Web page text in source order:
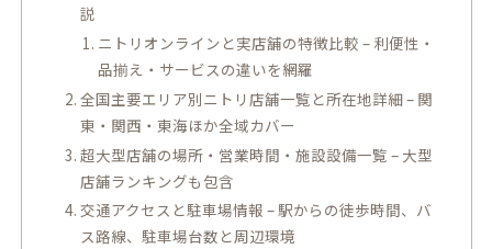
説
ニトリオンラインと実店舗の特徴比較 – 利便性・
品揃え・サービスの違いを網羅
全国主要エリア別ニトリ店舗一覧と所在地詳細 – 関
東・関西・東海ほか全域カバー
超大型店舗の場所・営業時間・施設設備一覧 – 大型
店舗ランキングも包含
交通アクセスと駐車場情報 – 駅からの徒歩時間、バ
ス路線、駐車場台数と周辺環境